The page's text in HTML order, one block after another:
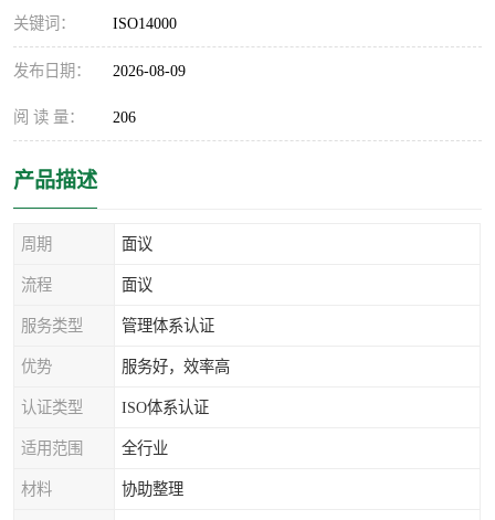
关键词： ISO14000
发布日期： 2026-08-09
阅 读 量： 206
产品描述
周期 面议
流程 面议
服务类型 管理体系认证
优势 服务好，效率高
认证类型 ISO体系认证
适用范围 全行业
材料 协助整理